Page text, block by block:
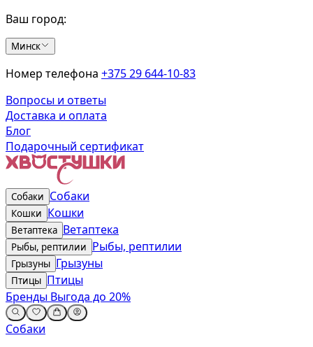
Ваш город:
Минск
Номер телефона +375 29 644-10-83
Вопросы и ответы
Доставка и оплата
Блог
Подарочный сертификат
Собаки Собаки
Кошки Кошки
Ветаптека Ветаптека
Рыбы, рептилии Рыбы, рептилии
Грызуны Грызуны
Птицы Птицы
Бренды Выгода до 20%
Собаки